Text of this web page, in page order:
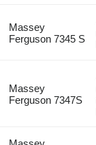
Massey
Ferguson 7345 S
Massey
Ferguson 7347S